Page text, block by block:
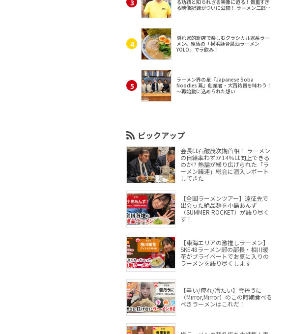
る功績と知られざる実像に迫る！貴重すぎ
る映像記録がついに公開！ ラーメン二郎
隠れ家的新店で楽しむクラシカル家系ラー
メン。練馬の「横浜豚骨醤油ラーメン
YOLO」でラ飲み！
ラーメン界の星『Japanese Soba
Noodles 蔦』創業者・大西祐貴を味わう！
～再始動に込められた想い
ピックアップ
会長は石破茂次期首相！ ラーメン
の自給率わずか14％は向上できる
のか!? 熱論が繰り広げられた「ラ
ーメン議連」総会に潜入レポート
してきた
【全国ラーメンツアー】遠征先で
出会った絶品麺を小島あんず
（SUMMER ROCKET）が語り尽く
す！
【東海エリアの激推しラーメン】
SKE48ラーメン部の部長・相川暖
花がプライベートでお気に入りの
ラーメンを語り尽くします
【辛い/痺れ/冷たい】雲丹うに
（Mirror,Mirror）のこの時期食べる
べきラーメンはこれだ！